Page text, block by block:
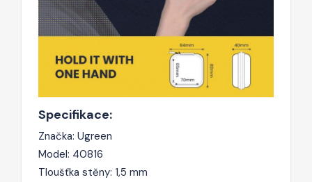
Specifikace:
Značka: Ugreen
Model: 40816
Tloušťka stěny: 1,5 mm